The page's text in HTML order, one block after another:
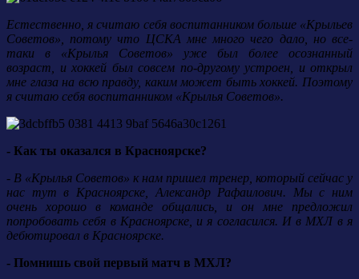
Естественно, я считаю себя воспитанником больше «Крыльев
Советов», потому что ЦСКА мне много чего дало, но все-
таки в «Крылья Советов» уже был более осознанный
возраст, и хоккей был совсем по-другому устроен, и открыл
мне глаза на всю правду, каким может быть хоккей. Поэтому
я считаю себя воспитанником «Крылья Советов».
- Как ты оказался в Красноярске?
- В «Крылья Советов» к нам пришел тренер, который сейчас у
нас тут в Красноярске, Александр Рафаилович. Мы с ним
очень хорошо в команде общались, и он мне предложил
попробовать себя в Красноярске, и я согласился. И в МХЛ в я
дебютировал в Красноярске.
- Помнишь свой первый матч в МХЛ?